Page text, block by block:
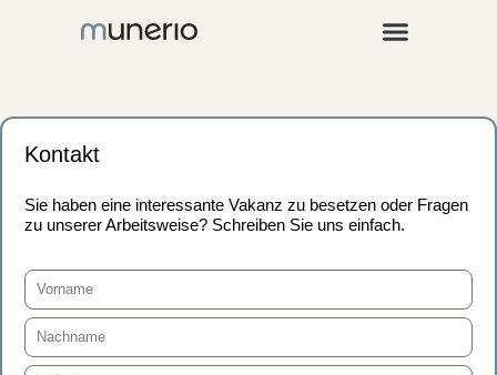
Kontakt
Sie haben eine interessante Vakanz zu besetzen oder Fragen
zu unserer Arbeitsweise? Schreiben Sie uns einfach.